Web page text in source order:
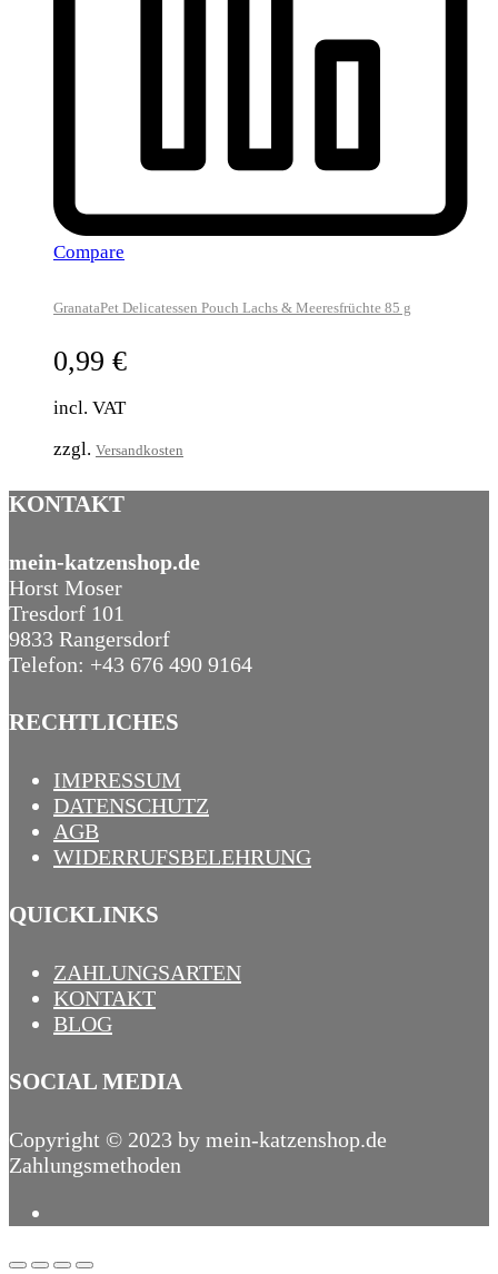
Compare
GranataPet Delicatessen Pouch Lachs & Meeresfrüchte 85 g
0,99 €
incl. VAT
zzgl. Versandkosten
KONTAKT
mein-katzenshop.de
Horst Moser
Tresdorf 101
9833 Rangersdorf
Telefon: +43 676 490 9164
RECHTLICHES
IMPRESSUM
DATENSCHUTZ
AGB
WIDERRUFSBELEHRUNG
QUICKLINKS
ZAHLUNGSARTEN
KONTAKT
BLOG
SOCIAL MEDIA
Copyright © 2023 by mein-katzenshop.de
Zahlungsmethoden